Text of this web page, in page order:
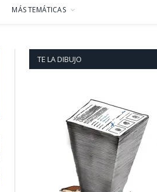
MÁS TEMÁTICAS
TE LA DIBUJO